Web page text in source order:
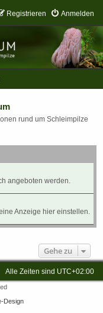
Anmelden
Registrieren
rund um Schleimpilze
angeboten werden.
Anzeige hier einstellen.
Gehe zu
Alle Zeiten sind UTC+02:00
Design